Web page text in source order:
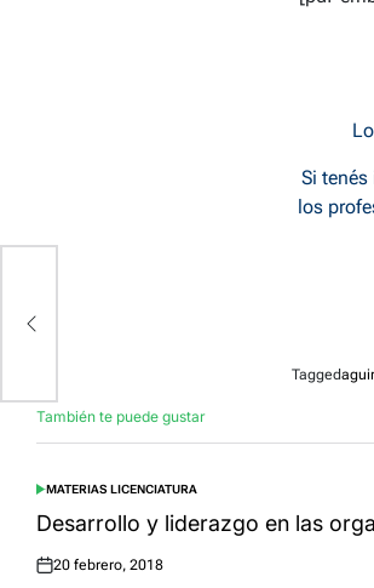
Si
los
Tagged
También te puede gustar
POSTED
IN
MATERIAS LICENCIATURA
Desarrollo y liderazgo en las
Posted
20 febrero, 2018